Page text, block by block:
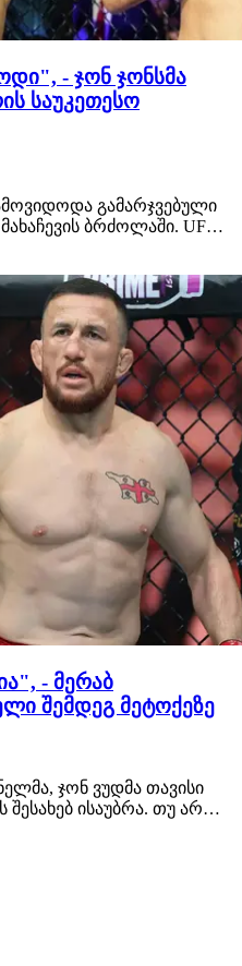
- ჯონ ჯონსმა
საუკეთესო
გამარჯვებული
ბრძოლაში. UFC-
და მის ძლიერ
"ფსონის დადება რომ
გავაკეთებ…
- მერაბ
შემდეგ მეტოქეზე
ჯონ ვუდმა თავისი
ისაუბრა. თუ არ
კვლავ პიოტრ იანი
3 ჩხუბი გამოვა. "თუ იანის
დვალიშვილი…